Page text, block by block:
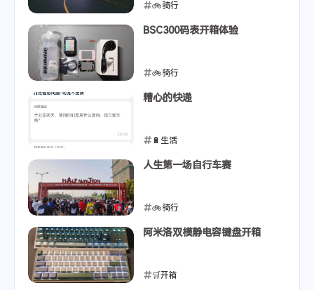
🚲骑行
2023-04-26
BSC300码表开箱体验
🚲骑行
2023-04-23
糟心的快递
🔋生活
2023-04-21
人生第一场自行车赛
🚲骑行
2023-04-10
阿米洛双模静电容键盘开箱
🛒开箱